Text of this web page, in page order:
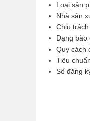
Loại sản
Nhà sản
Chịu
Dạng bào
Quy cách
Tiêu
Số đăng